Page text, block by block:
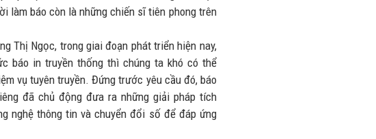
làm báo còn là những chiến sĩ tiên phong trên
Thị Ngọc, trong giai đoạn phát triển hiện nay,
báo in truyền thống thì chúng ta khó có thể
vụ tuyên truyền. Đứng trước yêu cầu đó, báo
đã chủ động đưa ra những giải pháp tích
nghệ thông tin và chuyển đổi số để đáp ứng